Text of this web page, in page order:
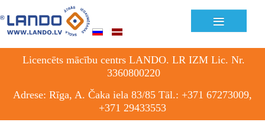
≡
Licencēts mācību centrs LANDO. LR IZM Lic. Nr.
3360800220
Adrese: Rīga, A. Čaka iela 83/85 Tāl.: +371 67273009,
+371 29433553